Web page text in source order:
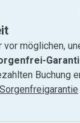
vor möglichen,
Buchung